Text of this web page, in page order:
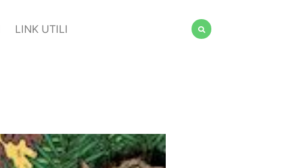
LINK UTILI